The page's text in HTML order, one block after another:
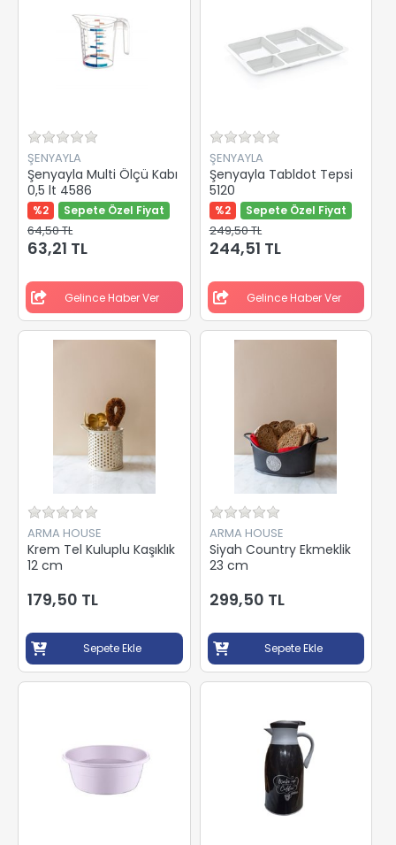
ŞENYAYLA
Şenyayla Multi Ölçü Kabı
0,5 lt 4586
%2 Sepete Özel Fiyat
64,50 TL
63,21 TL
Gelince Haber Ver
ŞENYAYLA
Şenyayla Tabldot Tepsi
5120
%2 Sepete Özel Fiyat
249,50 TL
244,51 TL
Gelince Haber Ver
ARMA HOUSE
Krem Tel Kuluplu Kaşıklık
12 cm
179,50 TL
Sepete Ekle
ARMA HOUSE
Siyah Country Ekmeklik
23 cm
299,50 TL
Sepete Ekle